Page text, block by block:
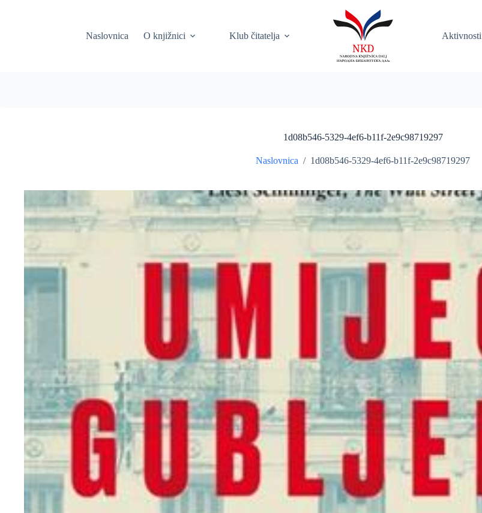
Naslovnica
O knjižnici Klub čitatelja Aktivnosti
1d08b546-5329-4ef6-b11f-2e9c98719297
Naslovnica / 1d08b546-5329-4ef6-b11f-2e9c98719297